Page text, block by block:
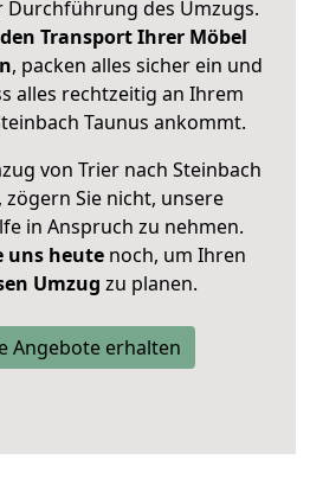
Durchführung des Umzugs.
Transport Ihrer Möbel
, packen alles sicher ein und
alles rechtzeitig an Ihrem
Taunus ankommt.
von Trier nach Steinbach
zögern Sie nicht, unsere
in Anspruch zu nehmen.
uns heutenoch, um Ihren
Umzug zu planen.
Angebote erhalten